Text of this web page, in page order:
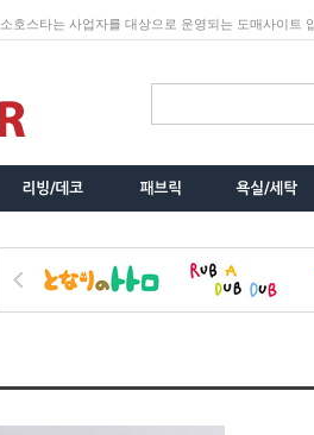
소호스타는 사업자를 대상으로 운영되는 도매사이트